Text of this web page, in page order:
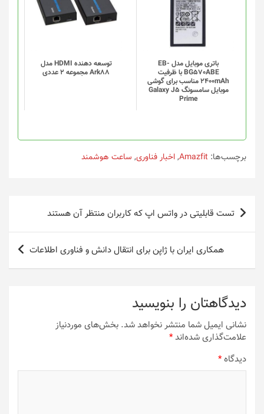
باتری موبایل مدل EB-
BG570ABE با ظرفیت
2400mAh مناسب برای گوشی
موبایل سامسونگ Galaxy J5
Prime
توسعه دهنده HDMI مدل
Ark88 مجموعه 2 عددی
برچسب‌ها: Amazfit
,اخبار فناوری, ساعت هوشمند
راهبری
نوشته
تست قابلیتی در واتس اپ که کاربران منتظر آن هستند
همکاری ایران با ژاپن برای انتقال دانش و فناوری اطلاعات
دیدگاهتان را بنویسید
نشانی ایمیل شما منتشر نخواهد شد. بخش‌های موردنیاز
علامت‌گذاری شده‌اند*
دیدگاه*